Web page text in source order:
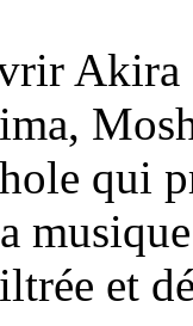
Akira
qui
et